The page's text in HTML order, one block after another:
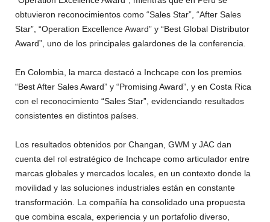
obtuvieron reconocimientos como “Sales Star”, “After Sales
Star”, “Operation Excellence Award” y “Best Global Distributor
Award”, uno de los principales galardones de la conferencia.
En Colombia, la marca destacó a Inchcape con los premios
“Best After Sales Award” y “Promising Award”, y en Costa Rica
con el reconocimiento “Sales Star”, evidenciando resultados
consistentes en distintos países.
Los resultados obtenidos por Changan, GWM y JAC dan
cuenta del rol estratégico de Inchcape como articulador entre
marcas globales y mercados locales, en un contexto donde la
movilidad y las soluciones industriales están en constante
transformación. La compañía ha consolidado una propuesta
que combina escala, experiencia y un portafolio diverso,